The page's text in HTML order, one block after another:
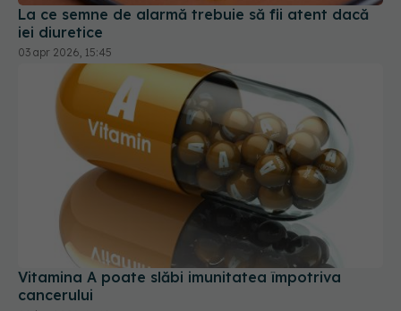
La ce semne de alarmă trebuie să fii atent dacă
iei diuretice
03 apr 2026, 15:45
Vitamina A poate slăbi imunitatea împotriva
cancerului